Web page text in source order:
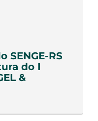
SENGE-RS
do I
&